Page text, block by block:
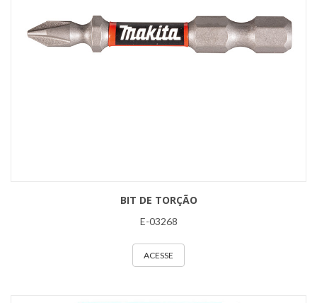
BIT DE TORÇÃO
E-03268
ACESSE